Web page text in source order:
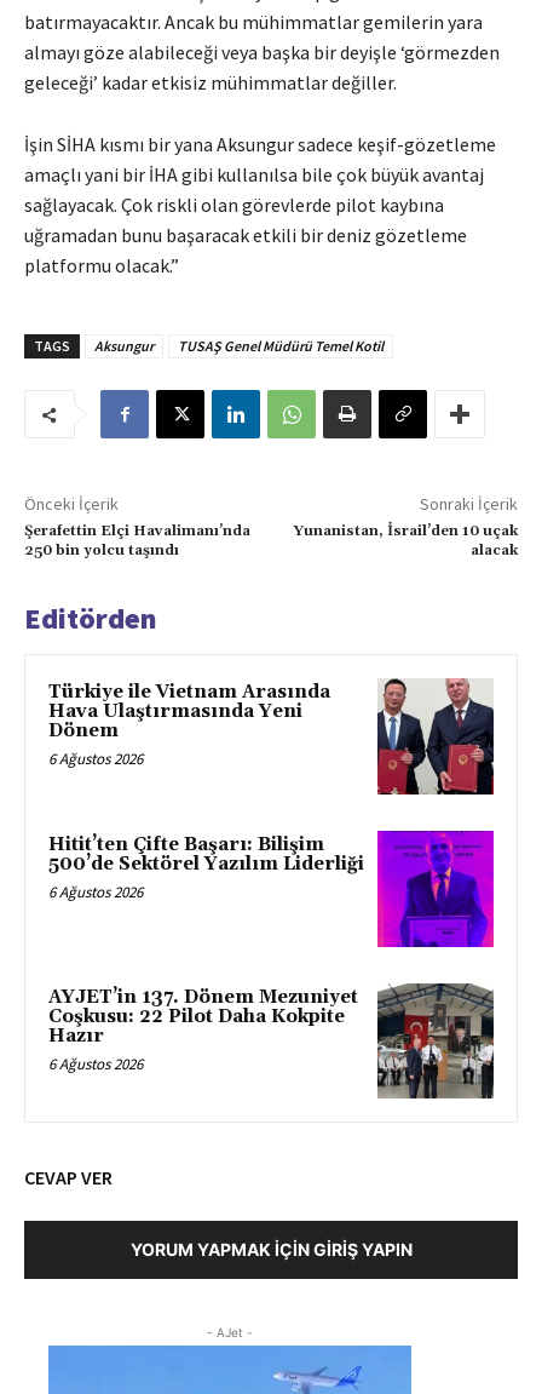
batırmayacaktır. Ancak bu mühimmatlar gemilerin yara
almayı göze alabileceği veya başka bir deyişle ‘görmezden
geleceği’ kadar etkisiz mühimmatlar değiller.
İşin SİHA kısmı bir yana Aksungur sadece keşif-gözetleme
amaçlı yani bir İHA gibi kullanılsa bile çok büyük avantaj
sağlayacak. Çok riskli olan görevlerde pilot kaybına
uğramadan bunu başaracak etkili bir deniz gözetleme
platformu olacak.”
TAGS Aksungur TUSAŞ Genel Müdürü Temel Kotil
Önceki İçerik
Şerafettin Elçi Havalimanı’nda
250 bin yolcu taşındı
Sonraki İçerik
Yunanistan, İsrail’den 10 uçak
alacak
Editörden
Türkiye ile Vietnam Arasında
Hava Ulaştırmasında Yeni
Dönem
6 Ağustos 2026
Hitit’ten Çifte Başarı: Bilişim
500’de Sektörel Yazılım Liderliği
6 Ağustos 2026
AYJET’in 137. Dönem Mezuniyet
Coşkusu: 22 Pilot Daha Kokpite
Hazır
6 Ağustos 2026
CEVAP VER
YORUM YAPMAK İÇIN GIRIŞ YAPIN
- AJet -